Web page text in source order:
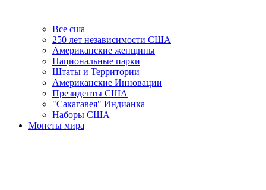
Все сша
250 лет независимости США
Американские женщины
Национальные парки
Штаты и Территории
Американские Инновации
Президенты США
"Сакагавея" Индианка
Наборы США
Монеты мира